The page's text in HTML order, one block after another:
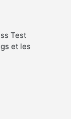
Test
et les